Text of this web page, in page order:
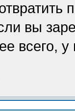
вы
всего,